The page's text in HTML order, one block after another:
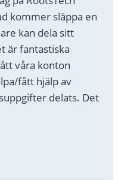
kommer släppa en
kan dela sitt
är fantastiska
våra konton
fått hjälp av
delats. Det